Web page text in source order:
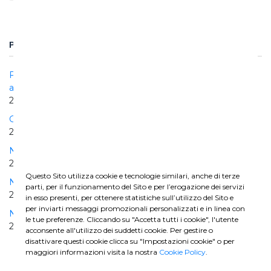
PROGETTI CORRELATI
Follo Line: A new high-speed dual-track to connect Oslo
and Ski
2015 | 2022
Galleria di Base del Brennero, lotto "H61 Mules 2-3"
2016 | IN CORSO
Napoli-Bari | Lotto Cancello - Frasso Telesino
2017 | 2025
Napoli-Bari | Lotto Frasso Telesino – Telese
2019 | IN CORSO
Napoli-Bari | Lotto Telese - Vitulano
2020 | IN CORSO
Questo Sito utilizza cookie e tecnologie similari, anche di terze
parti, per il funzionamento del Sito e per l’erogazione dei servizi
in esso presenti, per ottenere statistiche sull’utilizzo del Sito e
per inviarti messaggi promozionali personalizzati e in linea con
le tue preferenze. Cliccando su "Accetta tutti i cookie", l'utente
acconsente all'utilizzo dei suddetti cookie. Per gestire o
disattivare questi cookie clicca su "Impostazioni cookie" o per
maggiori informazioni visita la nostra Cookie Policy.